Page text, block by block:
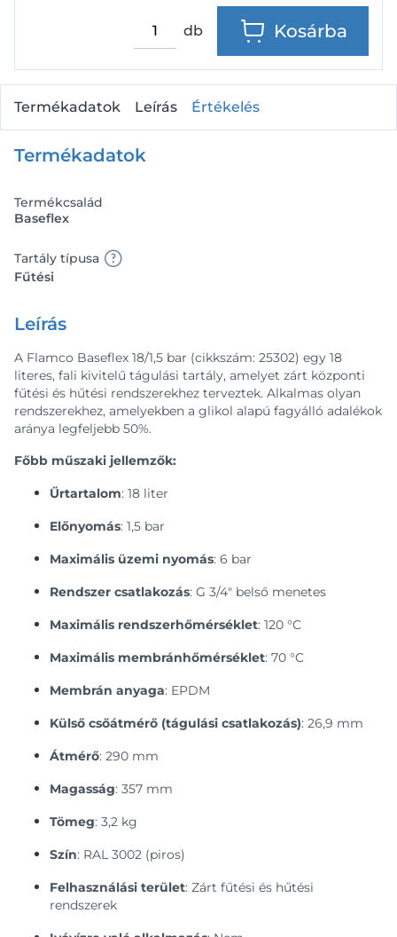
db Kosárba
Termékadatok Leírás Értékelés
Termékadatok
Termékcsalád
Baseflex
Tartály típusa
Fűtési
Leírás
A Flamco Baseflex 18/1,5 bar (cikkszám: 25302) egy 18
literes, fali kivitelű tágulási tartály, amelyet zárt központi
fűtési és hűtési rendszerekhez terveztek. Alkalmas olyan
rendszerekhez, amelyekben a glikol alapú fagyálló adalékok
aránya legfeljebb 50%.
Főbb műszaki jellemzők:
Űrtartalom: 18 liter
Előnyomás: 1,5 bar
Maximális üzemi nyomás: 6 bar
Rendszer csatlakozás: G 3/4" belső menetes
Maximális rendszerhőmérséklet: 120 °C
Maximális membránhőmérséklet: 70 °C
Membrán anyaga: EPDM
Külső csőátmérő (tágulási csatlakozás): 26,9 mm
Átmérő: 290 mm
Magasság: 357 mm
Tömeg: 3,2 kg
Szín: RAL 3002 (piros)
Felhasználási terület: Zárt fűtési és hűtési
rendszerek